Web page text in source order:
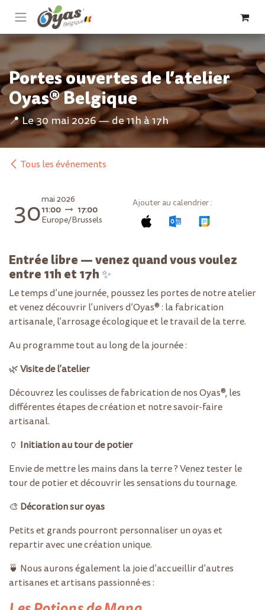
Se rendre au contenu
Portes ouvertes de l’atelier
Oyas® Belgique
📍 Le 30 mai 2026 — de 11h à 17h
Tous les événements
30mai 2026
11:00
17:00
Europe/Brussels
Ajouter au calendrier :
Entrée libre — venez quand vous voulez
entre 11h et 17h ✨
Le temps d’une journée, poussez les portes de notre atelier
et venez découvrir l’univers d’Oyas® : la fabrication
artisanale, l’arrosage écologique et le travail de la terre.
Au programme tout au long de la journée :
🌿Visite de l’atelier
Découvrez les coulisses de fabrication de nos Oyas®, les
différentes étapes de création et notre savoir-faire
artisanal.
🏺 Initiation au tour de potier
Envie de mettre les mains dans la terre ? Venez tester le
tour de potier et découvrir les sensations du tournage.
🎨 Décoration sur oyas
Petits et grands pourront personnaliser un oyas et
repartir avec une création unique.
🍵 Nous aurons également la joie d’accueillir d’autres
artisanes et artisans passionné·es :